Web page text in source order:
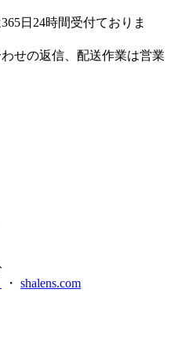
日24時間受付ておりま
せの返信、配送作業は営業
・ shalens.com